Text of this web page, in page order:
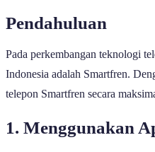
Pendahuluan
Pada perkembangan teknologi
Indonesia adalah Smartfren.
telepon Smartfren secara
1. Menggunakan